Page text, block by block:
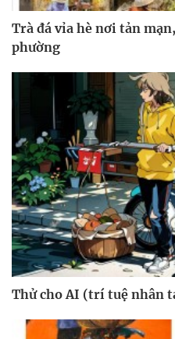
Trà đá vỉa hè nơi tản
phường
Thử cho AI (trí tuệ nhân